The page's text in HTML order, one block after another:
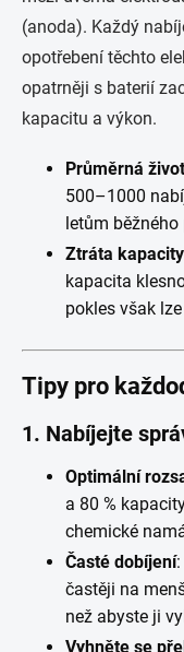
(anoda). Každý
opotřebení těchto
opatrněji s baterií
kapacitu a výkon.
Průměrná
500–1000
letům
Ztráta kapacity
kapacita
pokles však
Tipy pro
1. Nabíjejte
Optimální
a 80 %
chemické
Časté dobíjení
častěji na
než abyste ji
Vyhněte se